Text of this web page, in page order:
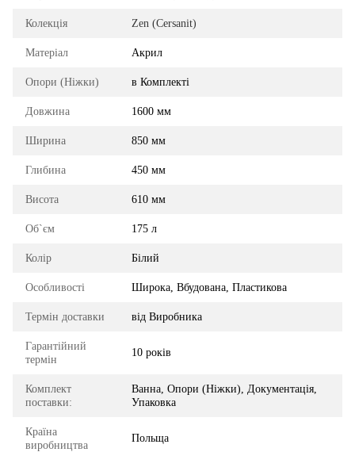
Колекція Zen (Cersanit)
Матеріал Акрил
Опори (Ніжки) в Комплекті
Довжина 1600 мм
Ширина 850 мм
Глибина 450 мм
Висота 610 мм
Об`єм 175 л
Колір Білий
Особливості Широка, Вбудована, Пластикова
Термін доставки від Виробника
Гарантійний
термін
10 років
Комплект
поставки:
Ванна, Опори (Ніжки), Документація,
Упаковка
Країна
виробництва
Польща